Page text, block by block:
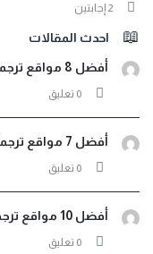
‫2 إجابتين
احدث المقالات
أفضل 8 مواقع ترجمة من عربي لأثيوبي صوت ونصوص مجانية
‫0 تعليق
أفضل 7 مواقع ترجمة من عربي إلى اندونيسيا فورية مجانية
‫0 تعليق
أفضل 10 مواقع ترجمة عربي فرنسي لترجمة مجانية احترافية
‫0 تعليق